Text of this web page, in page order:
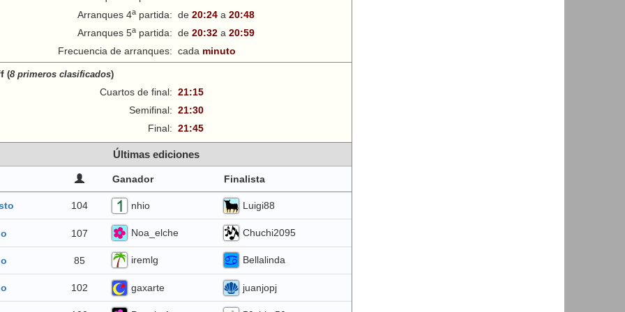
Arranques 4a partida: de 20:24 a 20:48
Arranques 5a partida: de 20:32 a 20:59
Frecuencia de arranques: cada minuto
(8 primeros clasificados)
Cuartos de final: 21:15
Semifinal: 21:30
Final: 21:45
Últimas ediciones
Ganador Finalista
104 nhio Luigi88
107 Noa_elche Chuchi2095
85 iremlg Bellalinda
102 gaxarte juanjopj